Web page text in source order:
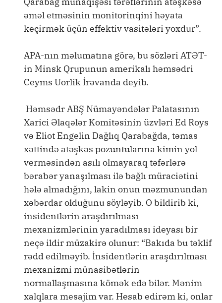
əməl etməsinin monitorinqini həyata
keçirmək üçün effektiv vasitələri yoxdur”.
APA-nın məlumatına görə, bu sözləri ATƏT-
in Minsk Qrupunun amerikalı həmsədri
Ceyms Uorlik İrəvanda deyib.
Həmsədr ABŞ Nümayəndələr Palatasının
Xarici Əlaqələr Komitəsinin üzvləri Ed Roys
və Eliot Engelin Dağlıq Qarabağda, təmas
xəttində atəşkəs pozuntularına kimin yol
verməsindən asılı olmayaraq təfərlərə
bərabər yanaşılması ilə bağlı müraciətini
hələ almadığını, lakin onun məzmunundan
xəbərdar olduğunu söyləyib. O bildirib ki,
insidentlərin araşdırılması
mexanizmlərinin yaradılması ideyası bir
neçə ildir müzakirə olunur: “Bakıda bu təklif
rədd edilməyib. İnsidentlərin araşdırılması
mexanizmi münasibətlərin
normallaşmasına kömək edə bilər. Mənim
xalqlara mesajim var. Hesab edirəm ki, onlar